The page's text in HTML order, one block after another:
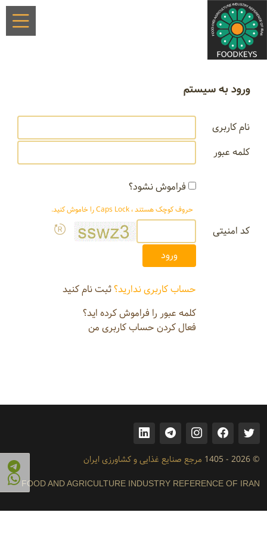
ورود به سیستم
نام کاربری
کلمه عبور
فراموش نشود؟
حروف کوچک هستند ، Caps Lock را خاموش کنید.
کد امنیتی
حساب کاربری ندارید؟ثبت نام کنید
کلمه عبور را فراموش کرده اید؟
فعال کردن حساب کاربری من
© 2026 - 1405 مرجع صنایع غذایی و کشاورزی ایران
FOOD AND AGRICULTURE INDUSTRY REFERENCE OF IRAN